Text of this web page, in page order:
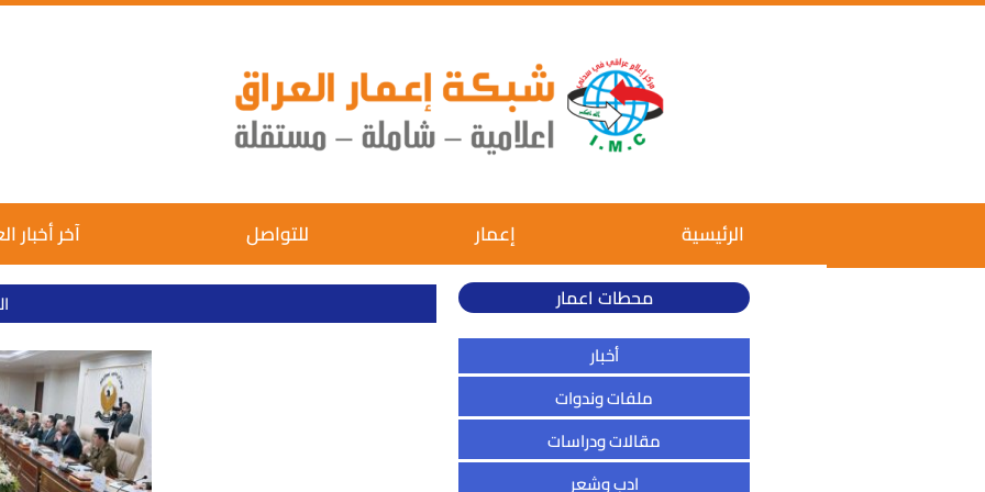
آخر أخبار للتواصل إعمار الرئيسية
محطات اعمار
أخبار
ملفات وندوات
مقالات ودراسات
ادب وشعر